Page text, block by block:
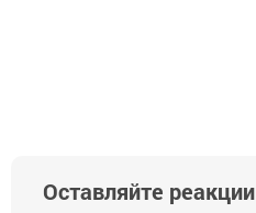
Оставляйте реакции